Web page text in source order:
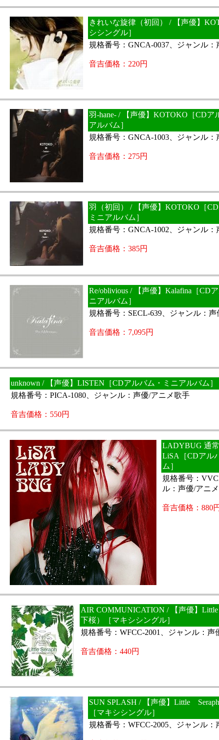
きれいな旋律（初回） / 【声優】
シシングル］
規格番号：GNCA-0037、ジャンル
音吉価格：220円
羽-hane- / 【声優】KOTOKO［CDア
アルバム］
規格番号：GNCA-1003、ジャンル
音吉価格：275円
羽（初回） / 【声優】KOTOKO［
ミニアルバム］
規格番号：GNCA-1002、ジャンル
音吉価格：385円
Re/oblivious / 【声優】Kalafina［CD
ニアルバム］
規格番号：SECL-639、ジャンル：
音吉価格：7,095円
unknown / 【声優】LISTEN［CDアルバム・ミニアルバム］
規格番号：PICA-1080、ジャンル：声優/アニメ歌手
音吉価格：550円
LADYBUG 通
LiSA［CDアル
ム］
規格番号：
ル：声優/アニ
音吉価格：880
AIR COMMUNICATION / 【声優】
下桜）［マキシシングル］
規格番号：WFCC-2001、ジャンル：声
音吉価格：440円
SUN SPLASH / 【声優】Little
［マキシシングル］
規格番号：WFCC-2005、ジャンル